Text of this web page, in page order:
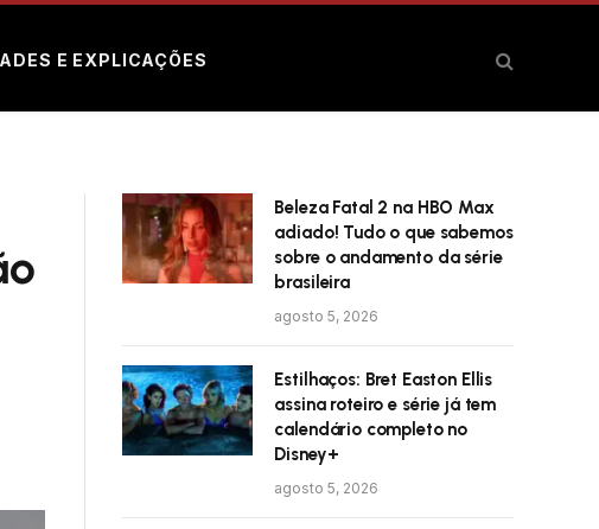
E EXPLICAÇÕES
Beleza Fatal 2 na HBO Max
adiado! Tudo o que sabemos
sobre o andamento da série
brasileira
agosto 5, 2026
Estilhaços: Bret Easton Ellis
assina roteiro e série já tem
calendário completo no
Disney+
agosto 5, 2026